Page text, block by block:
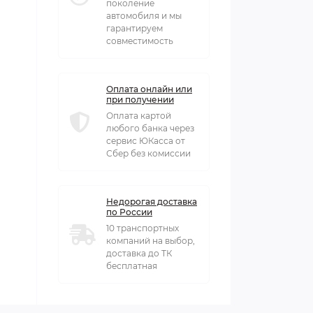
поколение
автомобиля и мы
гарантируем
совместимость
Оплата онлайн или
при получении
Оплата картой
любого банка через
сервис ЮКасса от
Сбер без комиссии
Недорогая доставка
по России
10 транспортных
компаний на выбор,
доставка до ТК
бесплатная